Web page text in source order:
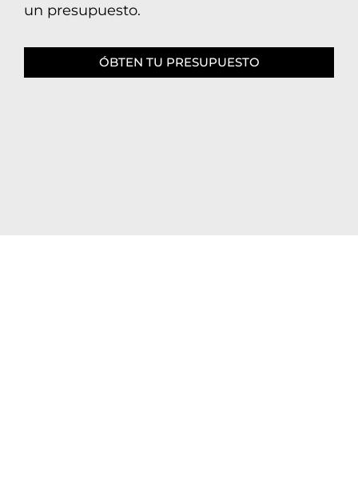
un presupuesto.
ÓBTEN TU PRESUPUESTO